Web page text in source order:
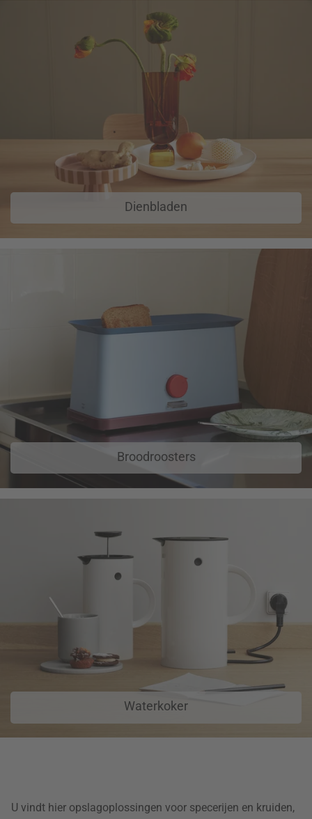
Dienbladen
Broodroosters
Waterkoker
U vindt hier opslagoplossingen voor specerijen en kruiden,